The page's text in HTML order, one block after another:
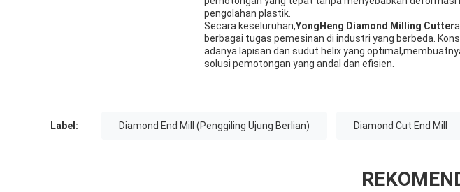
pengolahan plastik.
Secara keseluruhan,YongHeng Diamond Milling Cutter
berbagai tugas pemesinan di industri yang berbeda.
adanya lapisan dan sudut helix yang
solusi pemotongan yang andal dan efisien.
Label: Diamond End Mill (Penggiling Ujung Berlian) Diamond Cut End Mill